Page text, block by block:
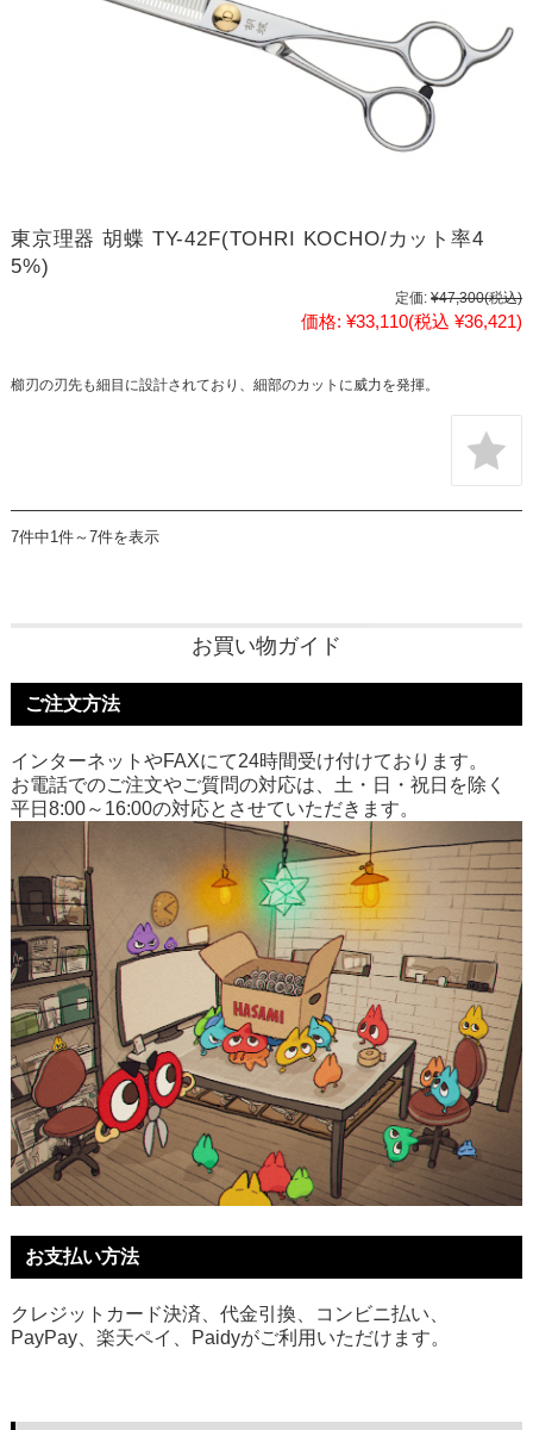
東京理器 胡蝶 TY-42F(TOHRI KOCHO/カット率4
5%)
定価: ¥47,300(税込)
価格: ¥33,110(税込 ¥36,421)
櫛刃の刃先も細目に設計されており、細部のカットに威力を発揮。
7件中1件～7件を表示
お買い物ガイド
ご注文方法
インターネットやFAXにて24時間受け付けております。
お電話でのご注文やご質問の対応は、土・日・祝日を除く
平日8:00～16:00の対応とさせていただきます。
お支払い方法
クレジットカード決済、代金引換、コンビニ払い、
PayPay、楽天ペイ、Paidyがご利用いただけます。